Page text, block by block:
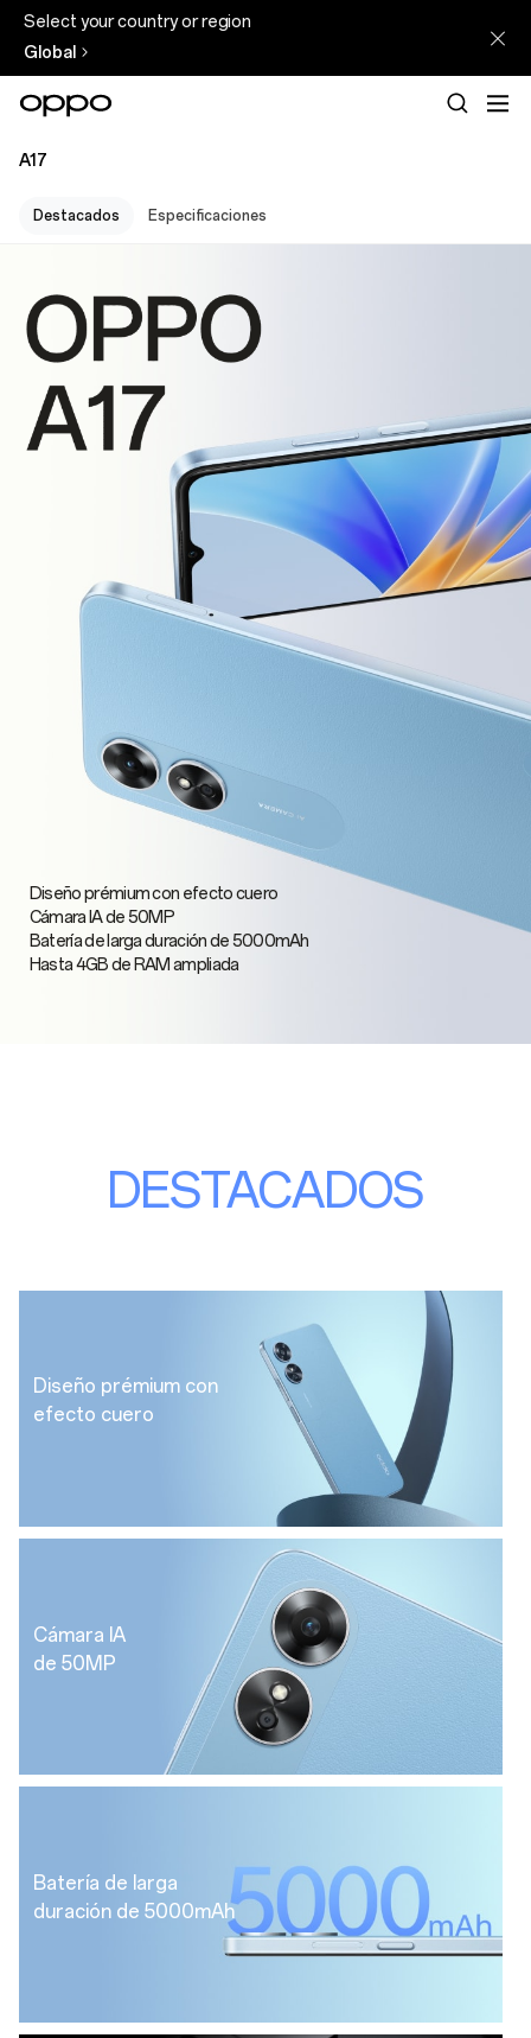
Select your country or region
Global
A17
Destacados Especificaciones
Diseño prémium con efecto cuero
Cámara IA de 50MP
Batería de larga duración de 5000mAh
Hasta 4GB de RAM ampliada
DESTACADOS
Diseño prémium con
efecto cuero
Cámara IA
de 50MP
Batería de larga
duración de 5000mAh